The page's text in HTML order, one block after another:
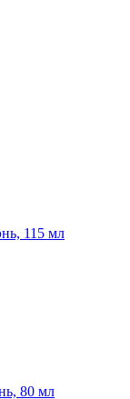
115 мл